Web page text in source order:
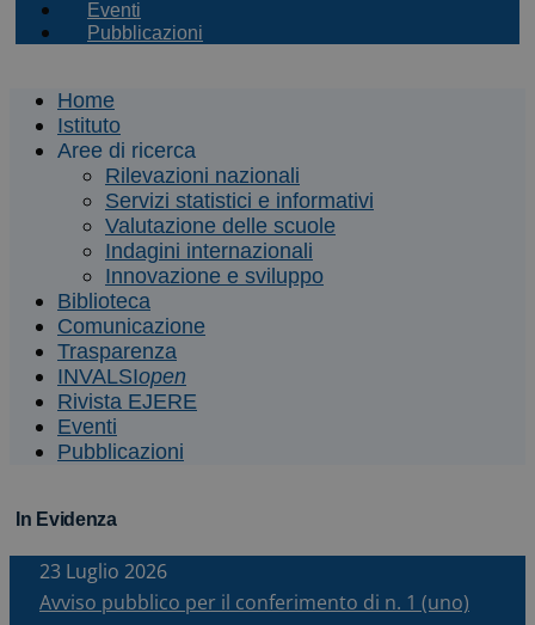
Eventi
Pubblicazioni
Home
Istituto
Aree di ricerca
Rilevazioni nazionali
Servizi statistici e informativi
Valutazione delle scuole
Indagini internazionali
Innovazione e sviluppo
Biblioteca
Comunicazione
Trasparenza
INVALSIopen
Rivista EJERE
Eventi
Pubblicazioni
In Evidenza
23 Luglio 2026
Avviso pubblico per il conferimento di n. 1 (uno)